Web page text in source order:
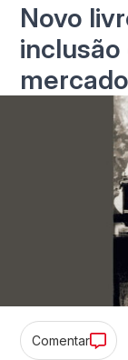
Novo
Comentar